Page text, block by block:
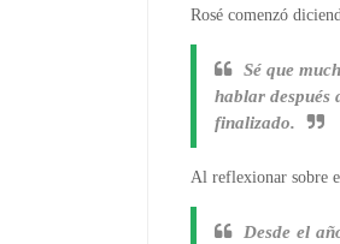
Rosé comenzó
Sé que
hablar después
finalizado.
Al reflexionar sobre
Desde el